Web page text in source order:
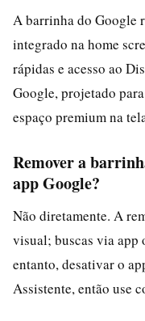
A barrinha do Google
integrado na home
rápidas e acesso ao
Google, projetado
espaço premium na
Remover a
app Google?
Não diretamente. A
visual; buscas via app
entanto, desativar o
Assistente, então use